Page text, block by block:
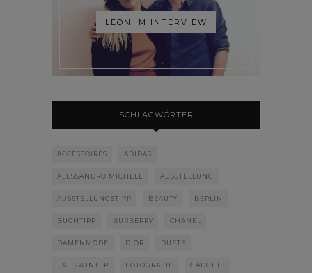
LÉON IM INTERVIEW
SCHLAGWÖRTER
ACCESSOIRES ADIDAS
ALESSANDRO MICHELE AUSSTELLUNG
AUSSTELLUNGSTIPP BEAUTY BERLIN
BUCHTIPP BURBERRY CHANEL
DAMENMODE DIOR DÜFTE
FALL-WINTER FOTOGRAFIE GADGETS